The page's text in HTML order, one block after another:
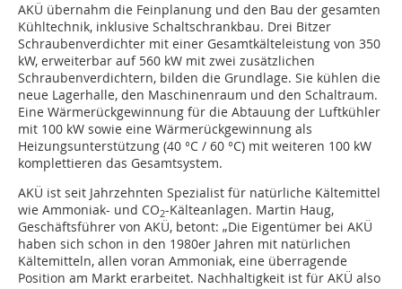
AKÜ übernahm die Feinplanung und den Bau der gesamten
Kühltechnik, inklusive Schaltschrankbau. Drei Bitzer
Schraubenverdichter mit einer Gesamtkälteleistung von 350
kW, erweiterbar auf 560 kW mit zwei zusätzlichen
Schraubenverdichtern, bilden die Grundlage. Sie kühlen die
neue Lagerhalle, den Maschinenraum und den Schaltraum.
Eine Wärmerückgewinnung für die Abtauung der Luftkühler
mit 100 kW sowie eine Wärmerückgewinnung als
Heizungsunterstützung (40 °C / 60 °C) mit weiteren 100 kW
komplettieren das Gesamtsystem.
AKÜ ist seit Jahrzehnten Spezialist für natürliche Kältemittel
wie Ammoniak- und CO2-Kälteanlagen. Martin Haug,
Geschäftsführer von AKÜ, betont: „Die Eigentümer bei AKÜ
haben sich schon in den 1980er Jahren mit natürlichen
Kältemitteln, allen voran Ammoniak, eine überragende
Position am Markt erarbeitet. Nachhaltigkeit ist für AKÜ also